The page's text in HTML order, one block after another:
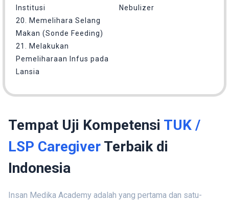
Institusi
20. Memelihara Selang
Makan (Sonde Feeding)
21. Melakukan
Pemeliharaan Infus pada
Lansia
Nebulizer
Tempat Uji Kompetensi TUK /
LSP Caregiver Terbaik di
Indonesia
Insan Medika Academy adalah yang pertama dan satu-